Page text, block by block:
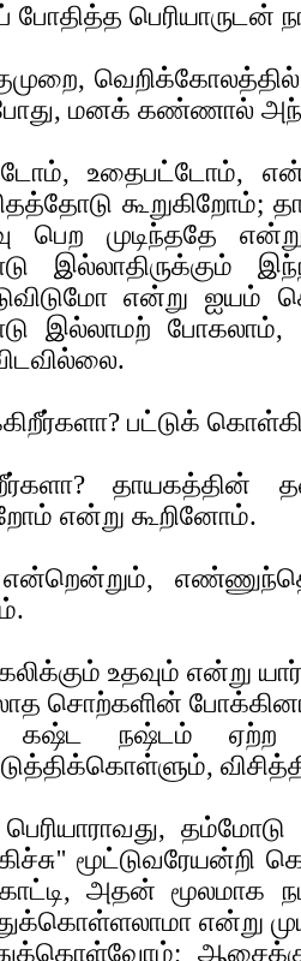
போதித்த பெரியாருடன்
மனக் கண்ணால்
உதைபட்டோம்,
பெற முடிந்ததே என்று
இல்லாதிருக்கும்
என்று
இல்லாமற்
பட்டுக்
என்று கூறினோம்.
உதவும் என்று
சொற்களின்
நஷ்டம் ஏற்ற
பெரியாராவது,
அதன் மூலமாக
என்று